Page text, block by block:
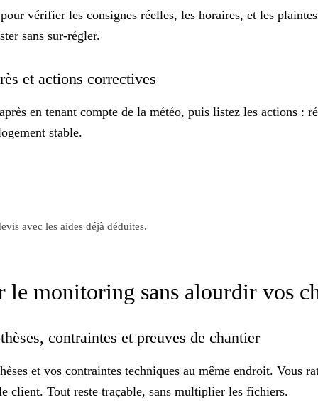
vérifier les consignes réelles, les horaires, et les
sans sur-régler.
et actions correctives
en tenant compte de la météo, puis listez les actions :
stable.
avec les aides déjà déduites.
le monitoring sans alourdir vos
contraintes et preuves de chantier
et vos contraintes techniques au même endroit. Vous
client. Tout reste traçable, sans multiplier les fichiers.